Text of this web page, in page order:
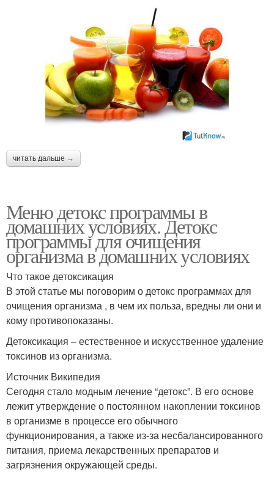
читать дальше →
Меню детокс программы в
домашних условиях. Детокс
программы для очищения
организма в домашних условиях
Что такое детоксикация
В этой статье мы поговорим о детокс программах для
очищения организма , в чем их польза, вредны ли они и
кому противопоказаны.
Детоксикация – естественное и искусственное удаление
токсинов из организма.
Источник Википедия
Сегодня стало модным лечение “детокс”. В его основе
лежит утверждение о постоянном накоплении токсинов
в организме в процессе его обычного
функционирования, а также из-за несбалансированного
питания, приема лекарственных препаратов и
загрязнения окружающей среды.